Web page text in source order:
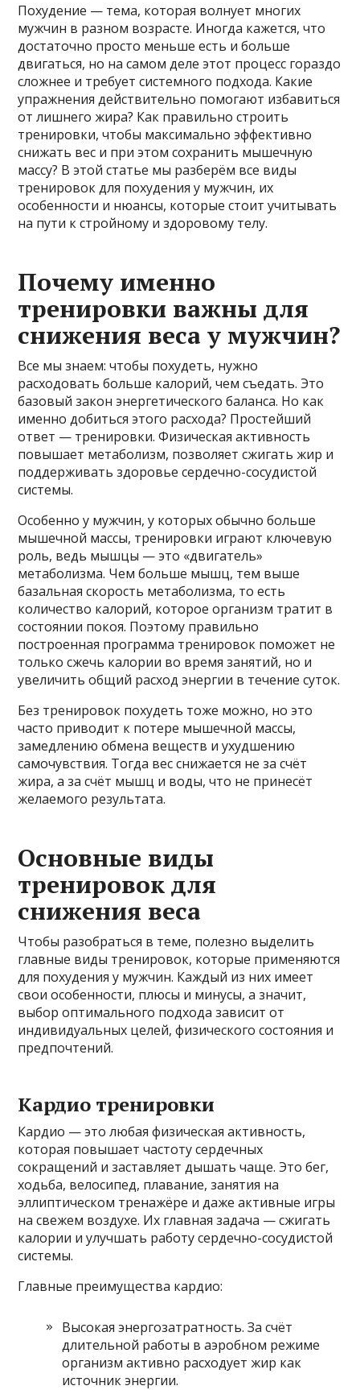
Похудение — тема, которая волнует многих
мужчин в разном возрасте. Иногда кажется, что
достаточно просто меньше есть и больше
двигаться, но на самом деле этот процесс гораздо
сложнее и требует системного подхода. Какие
упражнения действительно помогают избавиться
от лишнего жира? Как правильно строить
тренировки, чтобы максимально эффективно
снижать вес и при этом сохранить мышечную
массу? В этой статье мы разберём все виды
тренировок для похудения у мужчин, их
особенности и нюансы, которые стоит учитывать
на пути к стройному и здоровому телу.
Почему именно
тренировки важны для
снижения веса у мужчин?
Все мы знаем: чтобы похудеть, нужно
расходовать больше калорий, чем съедать. Это
базовый закон энергетического баланса. Но как
именно добиться этого расхода? Простейший
ответ — тренировки. Физическая активность
повышает метаболизм, позволяет сжигать жир и
поддерживать здоровье сердечно-сосудистой
системы.
Особенно у мужчин, у которых обычно больше
мышечной массы, тренировки играют ключевую
роль, ведь мышцы — это «двигатель»
метаболизма. Чем больше мышц, тем выше
базальная скорость метаболизма, то есть
количество калорий, которое организм тратит в
состоянии покоя. Поэтому правильно
построенная программа тренировок поможет не
только сжечь калории во время занятий, но и
увеличить общий расход энергии в течение суток.
Без тренировок похудеть тоже можно, но это
часто приводит к потере мышечной массы,
замедлению обмена веществ и ухудшению
самочувствия. Тогда вес снижается не за счёт
жира, а за счёт мышц и воды, что не принесёт
желаемого результата.
Основные виды
тренировок для
снижения веса
Чтобы разобраться в теме, полезно выделить
главные виды тренировок, которые применяются
для похудения у мужчин. Каждый из них имеет
свои особенности, плюсы и минусы, а значит,
выбор оптимального подхода зависит от
индивидуальных целей, физического состояния и
предпочтений.
Кардио тренировки
Кардио — это любая физическая активность,
которая повышает частоту сердечных
сокращений и заставляет дышать чаще. Это бег,
ходьба, велосипед, плавание, занятия на
эллиптическом тренажёре и даже активные игры
на свежем воздухе. Их главная задача — сжигать
калории и улучшать работу сердечно-сосудистой
системы.
Главные преимущества кардио:
Высокая энергозатратность. За счёт
длительной работы в аэробном режиме
организм активно расходует жир как
источник энергии.